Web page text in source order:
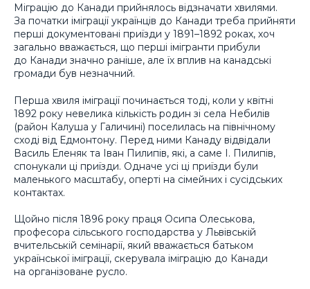
Міграцію до Канади прийнялось відзначати хвилями.
За початки іміграції українців до Канади треба прийняти
перші документовані приїзди у 1891–1892 роках, хоч
загально вважається, що перші імігранти прибули
до Канади значно раніше, але їх вплив на канадські
громади був незначний.
Перша хвиля іміграції починається тоді, коли у квітні
1892 року невелика кількість родин зі села Небилів
(район Калуша у Галичині) поселилась на північному
сході від Едмонтону. Перед ними Канаду відвідали
Василь Еленяк та Іван Пилипів, які, а саме І. Пилипів,
спонукали ці приїзди. Одначе усі ці приїзди були
маленького масштабу, оперті на сімейних і сусідських
контактах.
Щойно після 1896 року праця Осипа Олеськова,
професора сільського господарства у Львівській
вчительській семінарії, який вважається батьком
української іміграції, скерувала іміграцію до Канади
на організоване русло.